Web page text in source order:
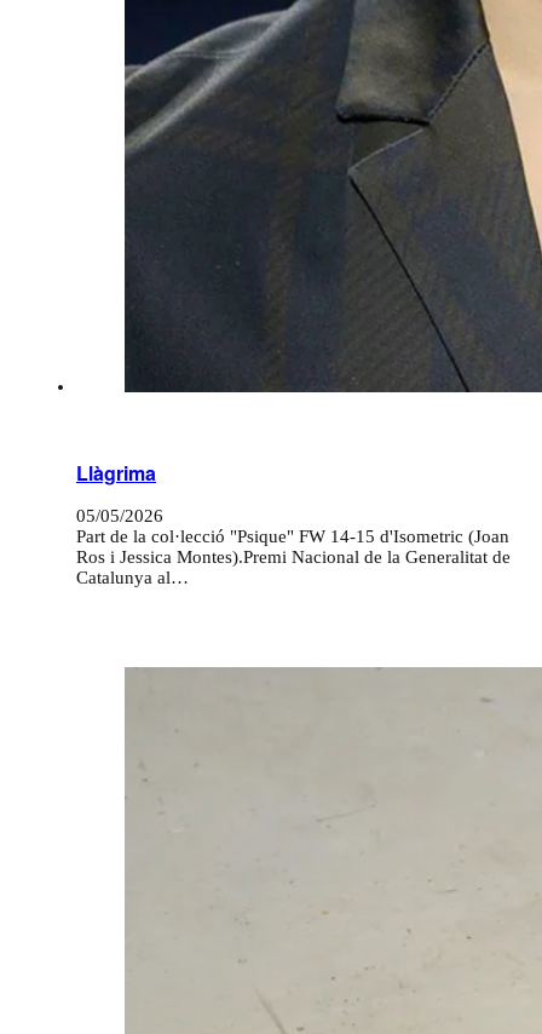
Llàgrima
05/05/2026
Part de la col·lecció "Psique" FW 14-15 d'Isometric (Joan
Ros i Jessica Montes).Premi Nacional de la Generalitat de
Catalunya al…